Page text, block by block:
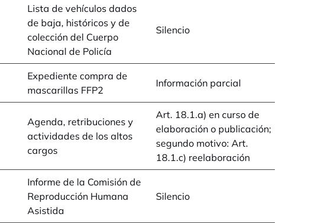
Lista de vehículos dados
de baja, históricos y de
colección del Cuerpo
Nacional de Policía
Silencio
Expediente compra de
mascarillas FFP2
Información parcial
Agenda, retribuciones y
actividades de los altos
cargos
Art. 18.1.a) en curso de
elaboración o publicación;
segundo motivo: Art.
18.1.c) reelaboración
Informe de la Comisión de
Reproducción Humana
Asistida
Silencio